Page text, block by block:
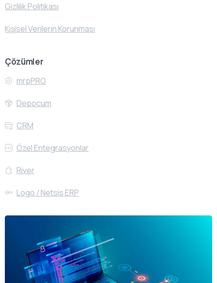
Gizlilik Politikası
Kişisel Verilerin Korunması
Çözümler
mrpPRO
Depocum
CRM
Özel Entegrasyonlar
River
Logo / Netsis ERP